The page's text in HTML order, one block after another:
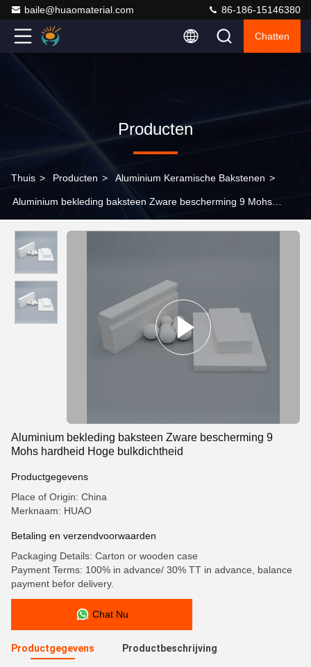
baile@huaomaterial.com 86-186-15146380
Chatten
Producten
Thuis > Producten > Aluminium Keramische Bakstenen >
Aluminium bekleding baksteen Zware bescherming 9 Mohs
Aluminium bekleding baksteen Zware bescherming 9
Mohs hardheid Hoge bulkdichtheid
Productgegevens
Place of Origin: China
Merknaam: HUAO
Betaling en verzendvoorwaarden
Packaging Details: Carton or wooden case
Payment Terms: 100% in advance/ 30% TT in advance, balance
payment befor delivery.
Chat Nu
Productgegevens Productbeschrijving